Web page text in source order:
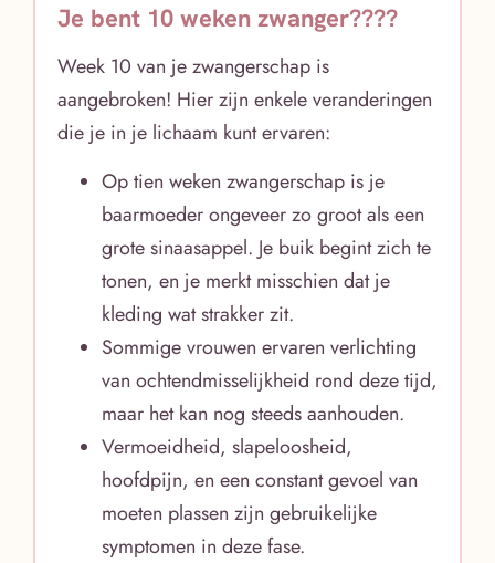
Je bent 10 weken zwanger????
Week 10 van je zwangerschap is
aangebroken! Hier zijn enkele veranderingen
die je in je lichaam kunt ervaren:
Op tien weken zwangerschap is je
baarmoeder ongeveer zo groot als een
grote sinaasappel. Je buik begint zich te
tonen, en je merkt misschien dat je
kleding wat strakker zit.
Sommige vrouwen ervaren verlichting
van ochtendmisselijkheid rond deze tijd,
maar het kan nog steeds aanhouden.
Vermoeidheid, slapeloosheid,
hoofdpijn, en een constant gevoel van
moeten plassen zijn gebruikelijke
symptomen in deze fase.